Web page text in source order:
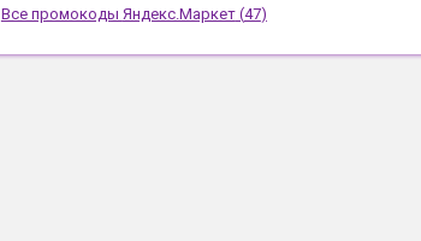
Все промокоды Яндекс.Маркет(47)